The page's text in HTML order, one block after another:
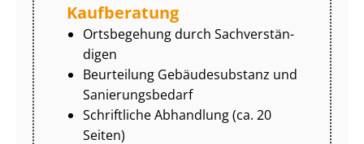
Kaufberatung
Ortsbegehung durch Sach­ver­stän­
di­gen
Beurteilung Gebäudesubstanz und
Sa­nie­rungs­be­darf
Schriftliche Abhandlung (ca. 20
Seiten)